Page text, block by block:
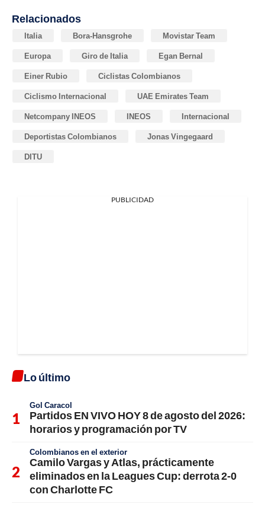
Relacionados
Italia Bora-Hansgrohe Movistar Team
Europa Giro de Italia Egan Bernal
Einer Rubio Ciclistas Colombianos
Ciclismo Internacional UAE Emirates Team
Netcompany INEOS INEOS Internacional
Deportistas Colombianos Jonas Vingegaard
DITU
PUBLICIDAD
Lo último
Gol Caracol
Partidos EN VIVO HOY 8 de agosto del 2026:
horarios y programación por TV
Colombianos en el exterior
Camilo Vargas y Atlas, prácticamente
eliminados en la Leagues Cup: derrota 2-0
con Charlotte FC